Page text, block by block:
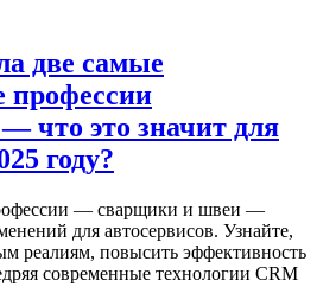
две самые
профессии
что это значит для
году?
— сварщики и швеи —
для автосервисов. Узнайте,
реалиям, повысить эффективность
современные технологии CRM